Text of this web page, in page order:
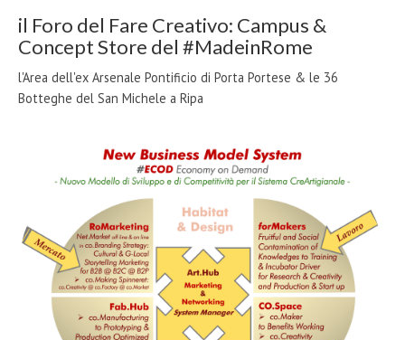
il Foro del Fare Creativo: Campus &
Concept Store del #MadeinRome
l'Area dell'ex Arsenale Pontificio di Porta Portese & le 36
Botteghe del San Michele a Ripa